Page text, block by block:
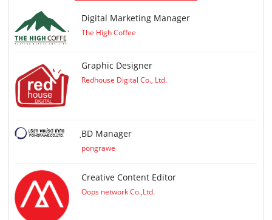
Digital Marketing Manager
The High Coffee
Graphic Designer
Redhouse Digital Co., Ltd.
ฺBD Manager
pongrawe
Creative Content Editor
Oops network Co.,Ltd.